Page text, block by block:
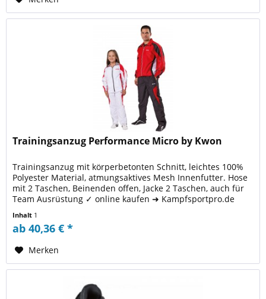
Trainingsanzug Performance Micro by Kwon
Trainingsanzug mit körperbetonten Schnitt, leichtes 100%
Polyester Material, atmungsaktives Mesh Innenfutter. Hose
mit 2 Taschen, Beinenden offen, Jacke 2 Taschen, auch für
Team Ausrüstung ✓ online kaufen ➜ Kampfsportpro.de
Inhalt 1
ab 40,36 € *
Merken